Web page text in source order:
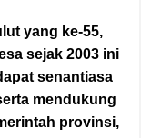
yang ke-55,
sejak 2003 ini
senantiasa
mendukung
provinsi,